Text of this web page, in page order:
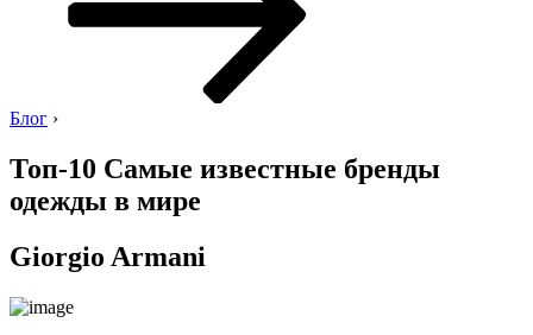
Блог ›
Топ-10 Самые известные бренды
одежды в мире
Giorgio Armani